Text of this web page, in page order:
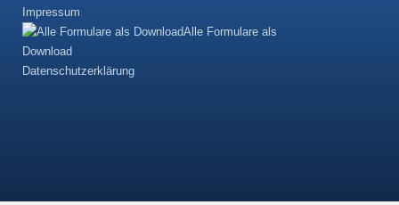
Impressum
Alle Formulare als
Download
Datenschutzerklärung